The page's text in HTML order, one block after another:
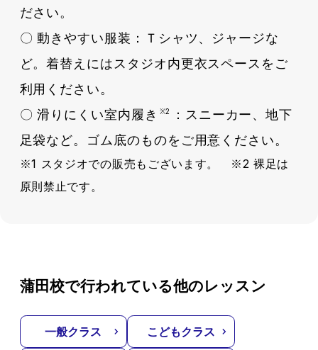
ださい。
〇 動きやすい服装：Ｔシャツ、ジャージな
ど。着替えにはスタジオ内更衣スペースをご
利用ください。
〇 滑りにくい室内履き ※2
：スニーカー、地下
足袋など。ゴム底のものをご用意ください。
※1 スタジオでの販売もございます。 ※2 裸足は
原則禁止です。
蒲田校で行われている他のレッスン
一般クラス こどもクラス